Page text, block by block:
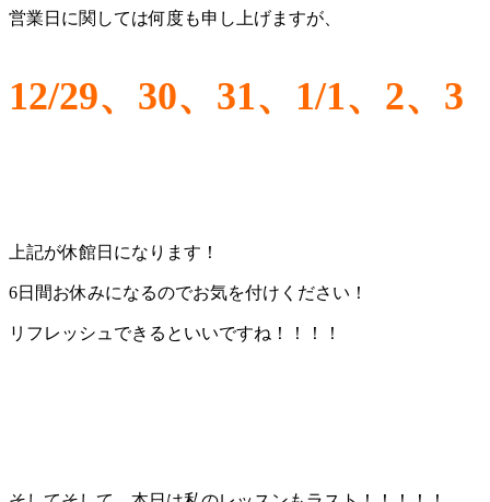
営業日に関しては何度も申し上げますが、
12/29、30、31、1/1、2、3
上記が休館日になります！
6日間お休みになるのでお気を付けください！
リフレッシュできるといいですね！！！！